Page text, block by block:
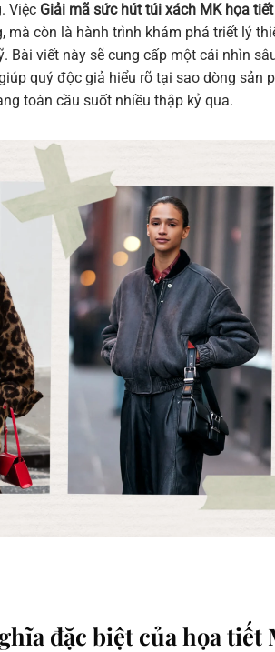
Việc Giải mã sức hút túi xách MK họa
còn là hành trình khám phá triết lý
Bài viết này sẽ cung cấp một cái nhìn
quý độc giả hiểu rõ tại sao dòng sản
toàn cầu suốt nhiều thập kỷ qua.
đặc biệt của họa